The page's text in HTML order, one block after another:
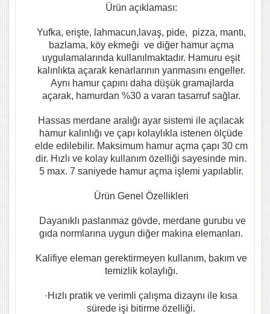
Ürün açıklaması:
Yufka, erişte, lahmacun,lavaş, pide, pizza, mantı,
bazlama, köy ekmeği ve diğer hamur açma
uygulamalarında kullanılmaktadır. Hamuru eşit
kalınlıkta açarak kenarlarının yanmasını engeller.
Aynı hamur çapını daha düşük gramajlarda
açarak, hamurdan %30 a varan tasarruf sağlar.
Hassas merdane aralığı ayar sistemi ile açılacak
hamur kalınlığı ve çapı kolaylıkla istenen ölçüde
elde edilebilir. Maksimum hamur açma çapı 30 cm
dir. Hızlı ve kolay kullanım özelliği sayesinde min.
5 max. 7 saniyede hamur açma işlemi yapılablir.
Ürün Genel Özellikleri
Dayanıklı paslanmaz gövde, merdane gurubu ve
gıda normlarına uygun diğer makina elemanları.
Kalifiye eleman gerektirmeyen kullanım, bakım ve
temizlik kolaylığı.
·Hızlı pratik ve verimli çalışma dizaynı ile kısa
sürede işi bitirme özelliği.